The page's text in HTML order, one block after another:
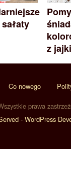
z
Co nowego
prawa
- WordPress